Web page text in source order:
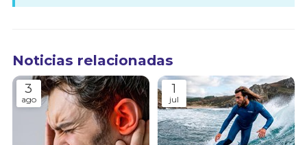
Noticias relacionadas
3
ago
1
jul